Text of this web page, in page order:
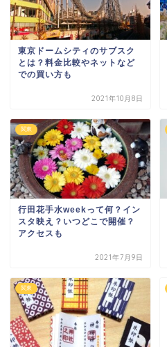
東京ドームシティのサブスク
とは？料金比較やネットなど
での買い方も
2021年10月8日
関東
行田花手水weekって何？イン
スタ映え？いつどこで開催？
アクセスも
2021年7月9日
関東